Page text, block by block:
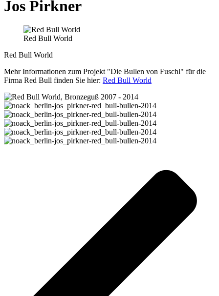
Jos Pirkner
Red Bull World
Red Bull World
Mehr Informationen zum Projekt "Die Bullen von Fuschl" für die
Firma Red Bull finden Sie hier: Red Bull World